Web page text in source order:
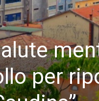
per